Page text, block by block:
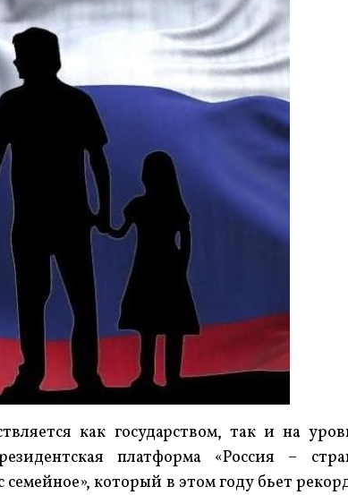
как государством, так и на
платформа «Россия –
который в этом году бьет